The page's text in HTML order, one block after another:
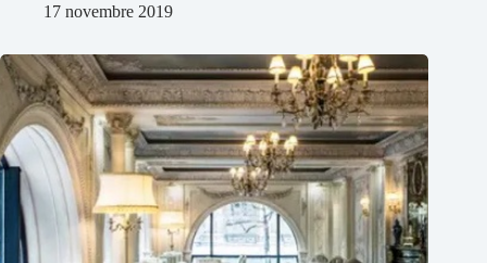
17 novembre 2019